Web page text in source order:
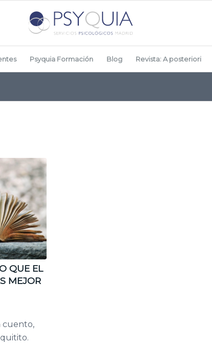
Psyquia Formación Blog Revista: A posteriori
QUE EL
MEJOR
cuento,